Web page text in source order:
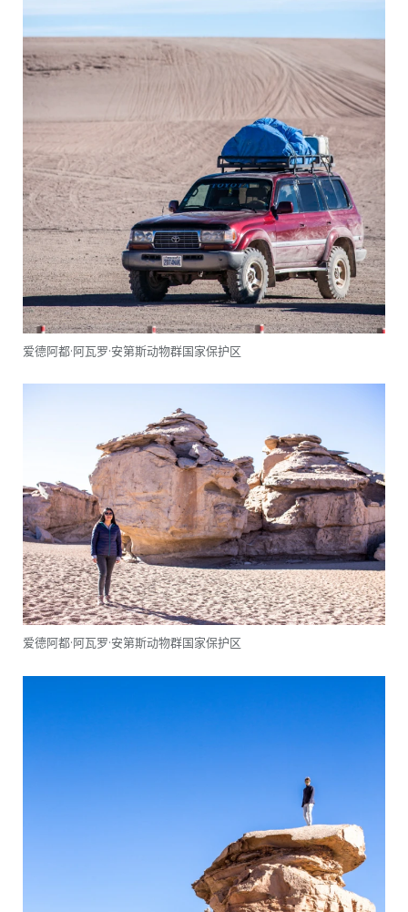
爱德阿都·阿瓦罗·安第斯动物群国家保护区
爱德阿都·阿瓦罗·安第斯动物群国家保护区